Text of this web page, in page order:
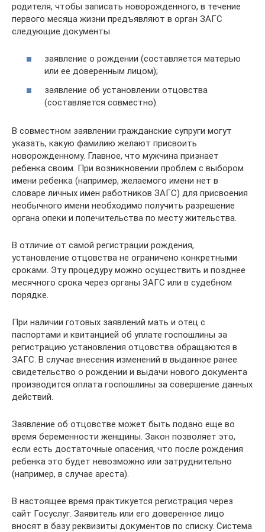
родителя, чтобы записать новорожденного, в течение
первого месяца жизни предъявляют в орган ЗАГС
следующие документы:
заявление о рождении (составляется матерью
или ее доверенным лицом);
заявление об установлении отцовства
(составляется совместно).
В совместном заявлении гражданские супруги могут
указать, какую фамилию желают присвоить
новорожденному. Главное, что мужчина признает
ребенка своим. При возникновении проблем с выбором
имени ребенка (например, желаемого имени нет в
словаре личных имен работников ЗАГС) для присвоения
необычного имени необходимо получить разрешение
органа опеки и попечительства по месту жительства.
В отличие от самой регистрации рождения,
установление отцовства не ограничено конкретными
сроками. Эту процедуру можно осуществить и позднее
месячного срока через органы ЗАГС или в судебном
порядке.
При наличии готовых заявлений мать и отец с
паспортами и квитанцией об уплате госпошлины за
регистрацию установления отцовства обращаются в
ЗАГС. В случае внесения изменений в выданное ранее
свидетельство о рождении и выдачи нового документа
производится оплата госпошлины за совершение данных
действий.
Заявление об отцовстве может быть подано еще во
время беременности женщины. Закон позволяет это,
если есть достаточные опасения, что после рождения
ребенка это будет невозможно или затруднительно
(например, в случае ареста).
В настоящее время практикуется регистрация через
сайт Госуслуг. Заявитель или его доверенное лицо
вносят в базу реквизиты документов по списку. Система